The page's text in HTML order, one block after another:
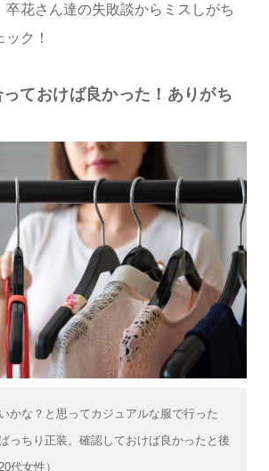
卒花さん達の失敗談からミスしがち
ク！
ておけば良かった！ありがち
かな？と思ってカジュアルな服で行った
っちり正装。確認しておけば良かったと後
代女性）